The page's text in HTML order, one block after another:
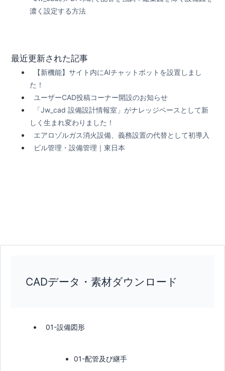
濃く設定する方法
最近更新された記事
【新機能】サイト内にAIチャットボットを設置しまし
た！
ユーザーCAD投稿コーナー開設のお知らせ
「Jw_cad 設備設計情報室」がナレッジベースとして新
しく生まれ変わりました！
エアロゾルガス消火設備、義務設置の代替として初導入
ビル管理・設備管理｜東日本
CADデータ・素材ダウンロード
01-設備図形
01-配管及び継手